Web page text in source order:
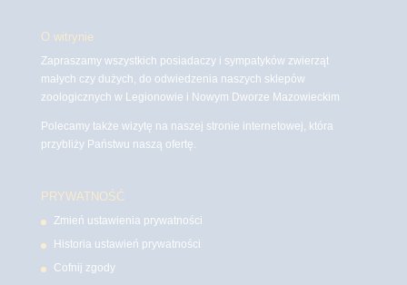
O witrynie
Zapraszamy wszystkich posiadaczy i sympatyków zwierząt
małych czy dużych, do odwiedzenia naszych sklepów
zoologicznych w Legionowie i Nowym Dworze Mazowieckim
Polecamy także wizytę na naszej stronie internetowej, która
przybliży Państwu naszą ofertę.
PRYWATNOŚĆ
Zmień ustawienia prywatności
Historia ustawień prywatności
Cofnij zgody